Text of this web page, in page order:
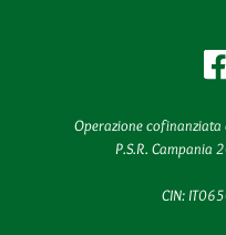
Operazione cofinanziata
P.S.R.
CIN: